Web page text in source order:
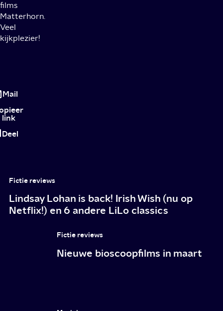
films
Matterhorn.
Veel
kijkplezier!
tofste
films
en
fissa's
IFFR
Mail
link
Deel
Fictie reviews
Lindsay Lohan is back! Irish Wish (nu op
Netflix!) en 6 andere LiLo classics
Fictie reviews
Nieuwe bioscoopfilms in maart